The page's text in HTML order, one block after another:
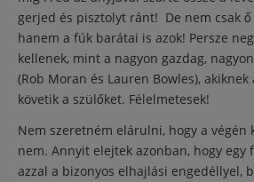
gerjed és pisztolyt ránt! De nem csak ő
hanem a fúk barátai is azok! Persze
kellenek, mint a nagyon gazdag,
(Rob Moran és Lauren Bowles),
követik a szülőket. Félelmetesek!
Nem szeretném elárulni, hogy a végén
nem. Annyit elejtek azonban, hogy egy
azzal a bizonyos elhajlási engedéllyel,